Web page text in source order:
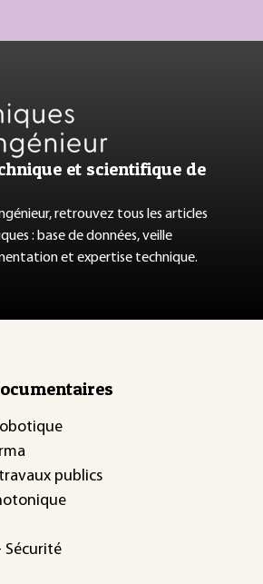
et scientifique de
retrouvez tous les articles
: base de données, veille
et expertise technique.
publics
Sécurité